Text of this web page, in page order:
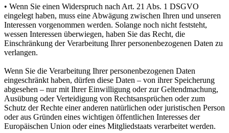
• Wenn Sie einen Widerspruch nach Art. 21 Abs. 1 DSGVO
eingelegt haben, muss eine Abwägung zwischen Ihren und unseren
Interessen vorgenommen werden. Solange noch nicht feststeht,
wessen Interessen überwiegen, haben Sie das Recht, die
Einschränkung der Verarbeitung Ihrer personenbezogenen Daten zu
verlangen.
Wenn Sie die Verarbeitung Ihrer personenbezogenen Daten
eingeschränkt haben, dürfen diese Daten – von ihrer Speicherung
abgesehen – nur mit Ihrer Einwilligung oder zur Geltendmachung,
Ausübung oder Verteidigung von Rechtsansprüchen oder zum
Schutz der Rechte einer anderen natürlichen oder juristischen Person
oder aus Gründen eines wichtigen öffentlichen Interesses der
Europäischen Union oder eines Mitgliedstaats verarbeitet werden.